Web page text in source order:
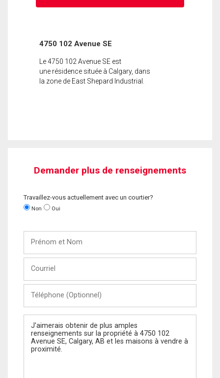
4750 102 Avenue SE
Le 4750 102 Avenue SE est
une résidence située à Calgary, dans
la zone de East Shepard Industrial.
Demander plus de renseignements
Travaillez-vous actuellement avec un courtier?
Non Oui
Nom
(Optionnel)
Message